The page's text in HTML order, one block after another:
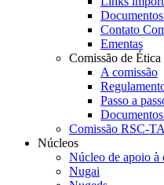
Contato
Ementas
Comissão de
A comissão
Passo a
Comissão RSC-
Núcleos
Núcleo de apoio à
Nugai